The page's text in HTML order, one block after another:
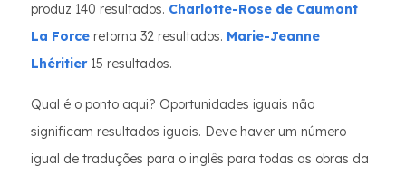
produz 140 resultados. Charlotte-Rose de Caumont
La Force retorna 32 resultados. Marie-Jeanne
Lhéritier15 resultados.
Qual é o ponto aqui? Oportunidades iguais não
significam resultados iguais. Deve haver um número
igual de traduções para o inglês para todas as obras da